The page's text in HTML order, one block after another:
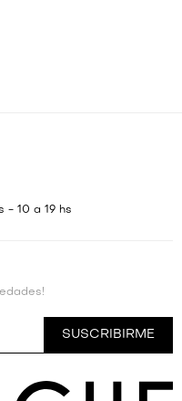
SUSCRIBIRME
- 10 a 19 hs